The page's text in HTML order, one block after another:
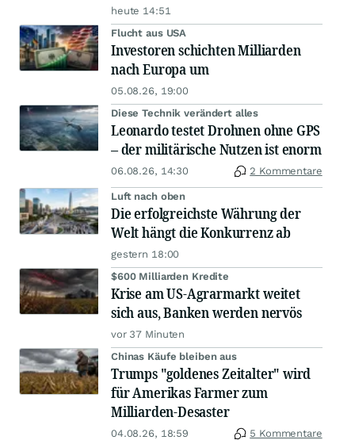
heute 14:51
Flucht aus USA
Investoren schichten Milliarden
nach Europa um
05.08.26, 19:00
Diese Technik verändert alles
Leonardo testet Drohnen ohne GPS
– der militärische Nutzen ist enorm
06.08.26, 14:30 2 Kommentare
Luft nach oben
Die erfolgreichste Währung der
Welt hängt die Konkurrenz ab
gestern 18:00
$600 Milliarden Kredite
Krise am US-Agrarmarkt weitet
sich aus, Banken werden nervös
vor 37 Minuten
Chinas Käufe bleiben aus
Trumps "goldenes Zeitalter" wird
für Amerikas Farmer zum
Milliarden-Desaster
04.08.26, 18:59 5 Kommentare